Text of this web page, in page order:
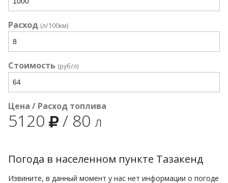
Расход (л/100км)
Стоимость (руб/л)
Цена / Расход топлива
5120 / 80 л
Погода в населенном пункте Тазакенд
Извините, в данный момент у нас нет информации о погоде